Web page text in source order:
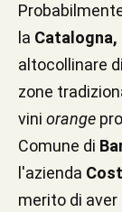
la Catalogna,
altocollinare
zone
vini orange
Comune di
l'azienda
merito di